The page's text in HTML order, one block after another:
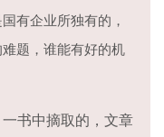
有企业所独有的，
题，谁能有好的机
书中摘取的，文章